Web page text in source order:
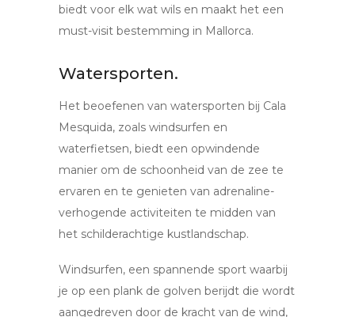
biedt voor elk wat wils en maakt het een
must-visit bestemming in Mallorca.
Watersporten.
Het beoefenen van watersporten bij Cala
Mesquida, zoals windsurfen en
waterfietsen, biedt een opwindende
manier om de schoonheid van de zee te
ervaren en te genieten van adrenaline-
verhogende activiteiten te midden van
het schilderachtige kustlandschap.
Windsurfen, een spannende sport waarbij
je op een plank de golven berijdt die wordt
aangedreven door de kracht van de wind,